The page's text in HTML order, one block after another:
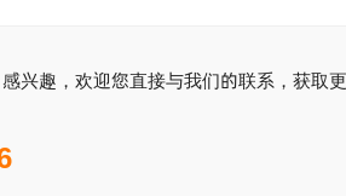
感兴趣，欢迎您直接与我们的联系，获取